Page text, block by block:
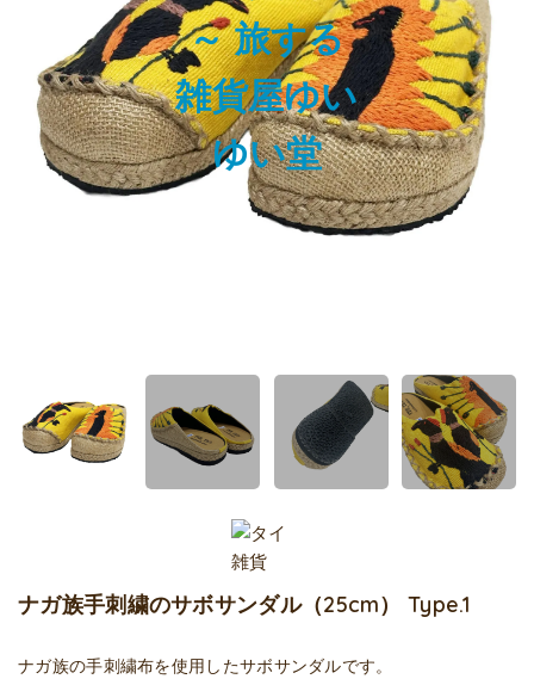
ナガ族手刺繍のサボサンダル（25cm） Type.1
ナガ族の手刺繍布を使用したサボサンダルです。